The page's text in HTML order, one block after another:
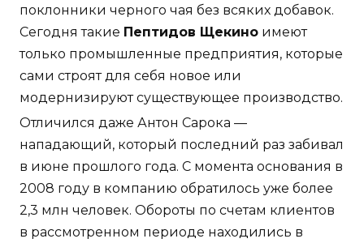
поклонники черного чая без всяких добавок.
Сегодня такие Пептидов Щекино имеют
только промышленные предприятия, которые
сами строят для себя новое или
модернизируют существующее производство.
Отличился даже Антон Сарока —
нападающий, который последний раз забивал
в июне прошлого года. С момента основания в
2008 году в компанию обратилось уже более
2,3 млн человек. Обороты по счетам клиентов
в рассмотренном периоде находились в